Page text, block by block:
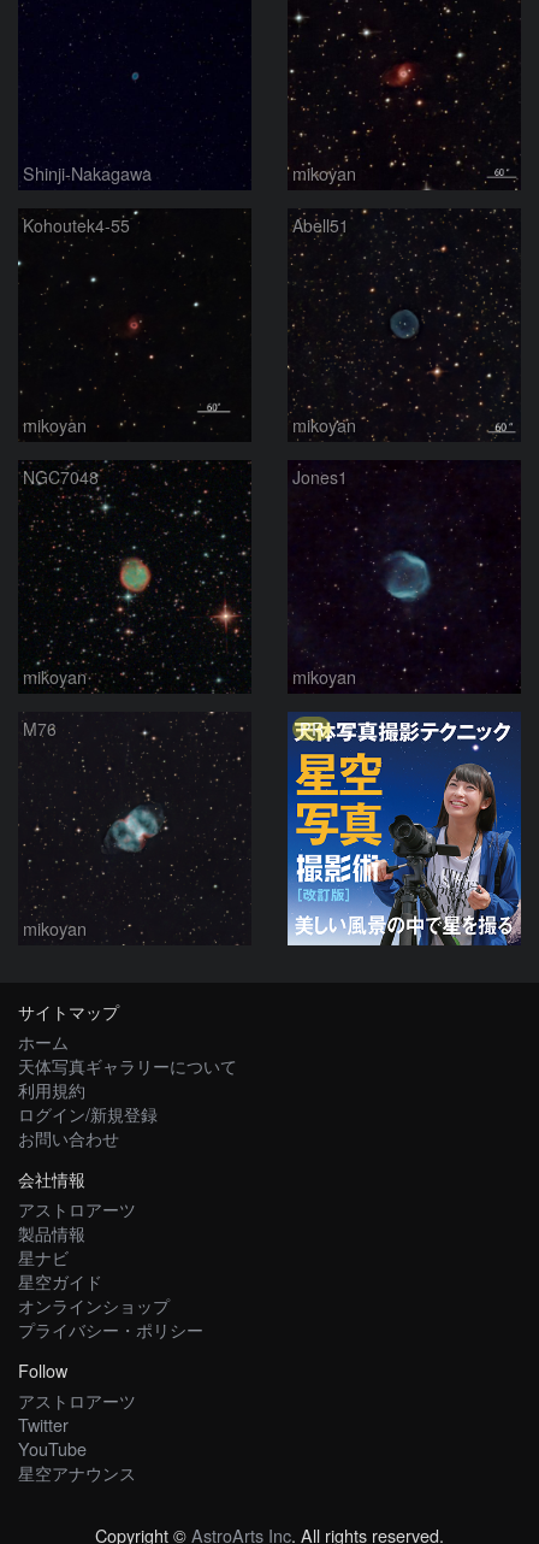
Shinji-Nakagawa mikoyan
Kohoutek4-55
mikoyan
Abell51
mikoyan
NGC7048
mikoyan
Jones1
mikoyan
M76
mikoyan
PR
サイトマップ
ホーム
天体写真ギャラリーについて
利用規約
ログイン/新規登録
お問い合わせ
会社情報
アストロアーツ
製品情報
星ナビ
星空ガイド
オンラインショップ
プライバシー・ポリシー
Follow
アストロアーツ
Twitter
YouTube
星空アナウンス
Copyright ©AstroArts Inc. All rights reserved.